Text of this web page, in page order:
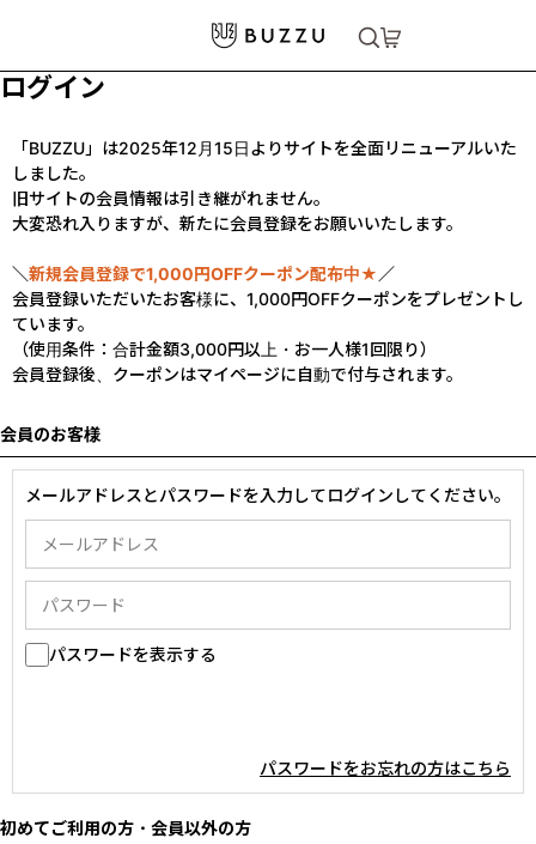
ログイン
「BUZZU」は2025年12月15日よりサイトを全面リニューアルいた
しました。
旧サイトの会員情報は引き継がれません。
大変恐れ入りますが、新たに会員登録をお願いいたします。
＼新規会員登録で1,000円OFFクーポン配布中★ ／
会員登録いただいたお客様に、1,000円OFFクーポンをプレゼントし
ています。
（使用条件：合計金額3,000円以上・お一人様1回限り）
会員登録後、クーポンはマイページに自動で付与されます。
会員のお客様
メールアドレスとパスワードを入力してログインしてください。
パスワードを表示する
パスワードをお忘れの方はこちら
初めてご利用の方・会員以外の方